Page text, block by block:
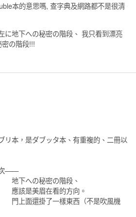
本的意思嗎, 查字典及網路都不是很清
に地下への秘密の階段、 我只看到漂亮
の階段!!!
是ダブッタ本、有重複的、二冊以
秘密の階段、
眉在看的方向。
了一樣東西（不是吹風機